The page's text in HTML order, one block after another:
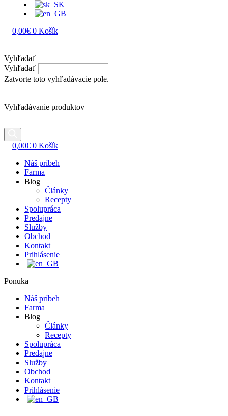
0,00€ 0 Košík
Vyhľadať
Vyhľadať
Zatvorte toto vyhľadávacie pole.
Vyhľadávanie produktov
0,00€ 0 Košík
Náš príbeh
Farma
Blog
Články
Recepty
Spolupráca
Predajne
Služby
Obchod
Kontakt
Prihlásenie
Ponuka
Náš príbeh
Farma
Blog
Články
Recepty
Spolupráca
Predajne
Služby
Obchod
Kontakt
Prihlásenie